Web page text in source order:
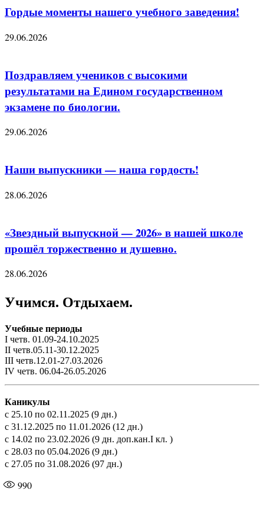
Гордые моменты нашего учебного заведения!
29.06.2026
Поздравляем учеников с высокими
результатами на Едином государственном
экзамене по биологии.
29.06.2026
Наши выпускники — наша гордость!
28.06.2026
«Звездный выпускной — 2026» в нашей школе
прошёл торжественно и душевно.
28.06.2026
Учимся. Отдыхаем.
Учебные периоды
I четв. 01.09-24.10.2025
II четв.05.11-30.12.2025
III четв.12.01-27.03.2026
IV четв. 06.04-26.05.2026
Каникулы
с 25.10 по 02.11.2025 (9 дн.)
с 31.12.2025 по 11.01.2026 (12 дн.)
с 14.02 по 23.02.2026 (9 дн. доп.кан.I кл. )
с 28.03 по 05.04.2026 (9 дн.)
с 27.05 по 31.08.2026 (97 дн.)
990